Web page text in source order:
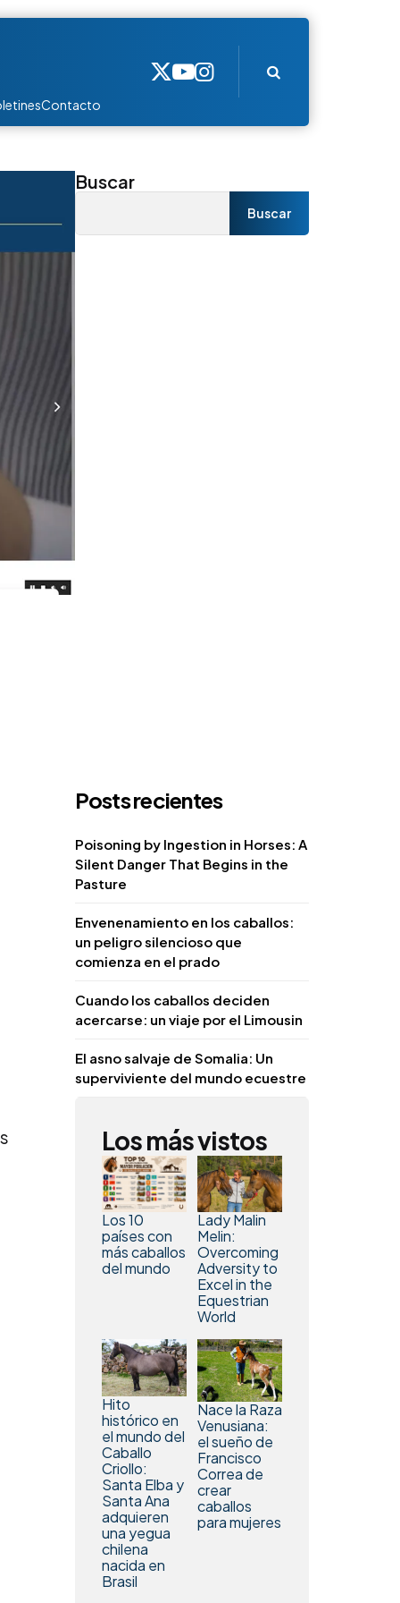
Contacto
Buscar
Buscar
Posts recientes
Poisoning by Ingestion in Horses: A
Silent Danger That Begins in the
Pasture
Envenenamiento en los caballos:
un peligro silencioso que
comienza en el prado
Cuando los caballos deciden
acercarse: un viaje por el Limousin
El asno salvaje de Somalia: Un
superviviente del mundo ecuestre
Los más vistos
Los 10
países con
más caballos
del mundo
Lady Malin
Melin:
Overcoming
Adversity to
Excel in the
Equestrian
World
Hito
histórico en
el mundo del
Caballo
Criollo:
Santa Elba y
Santa Ana
adquieren
una yegua
chilena
nacida en
Brasil
Nace la Raza
Venusiana:
el sueño de
Francisco
Correa de
crear
caballos
para mujeres